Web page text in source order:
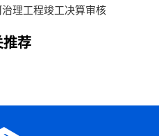
理工程竣工决算审核
推荐